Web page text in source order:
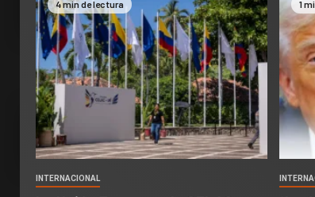
4 min de lectura
INTERNACIONAL
1